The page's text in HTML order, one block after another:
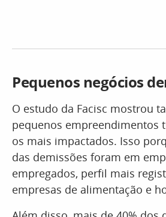
Pequenos negócios
O estudo da Facisc mostrou
pequenos empreendimentos
os mais impactados. Isso
das demissões foram em
empregados, perfil mais
empresas de alimentação e